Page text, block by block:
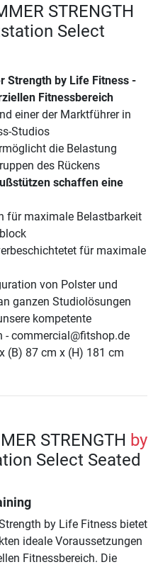
STRENGTH
Select
Strength by Life Fitness -
Fitnessbereich
einer der Marktführer in
Studios
die Belastung
des Rückens
schaffen eine
für maximale Belastbarkeit
für maximale
von Polster und
ganzen Studiolösungen
kompetente
- commercial@fitshop.de
(B) 87 cm x (H) 181 cm
STRENGTH by
Select Seated
by Life Fitness bietet
ideale Voraussetzungen
Fitnessbereich. Die